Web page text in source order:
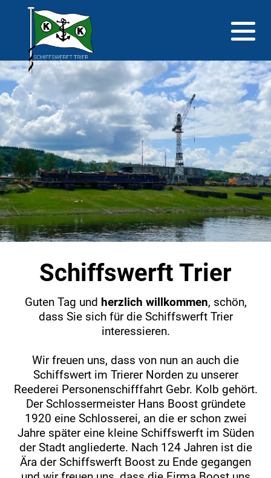
Schiffswerft Trier
Guten Tag und herzlich willkommen, schön,
dass Sie sich für die Schiffswerft Trier
interessieren.
Wir freuen uns, dass von nun an auch die
Schiffswert im Trierer Norden zu unserer
Reederei Personenschifffahrt Gebr. Kolb gehört.
Der Schlossermeister Hans Boost gründete
1920 eine Schlosserei, an die er schon zwei
Jahre später eine kleine Schiffswerft im Süden
der Stadt angliederte. Nach 124 Jahren ist die
Ära der Schiffswerft Boost zu Ende gegangen